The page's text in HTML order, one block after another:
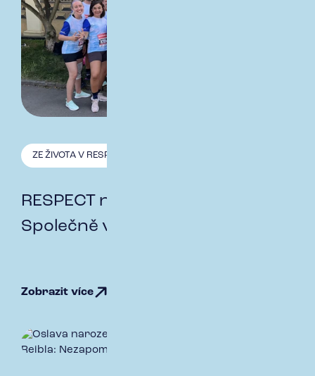
ZE ŽIVOTA V RESPECT
RESPECT na Pražské štafetě:
Společně v pohybu
Zobrazit více